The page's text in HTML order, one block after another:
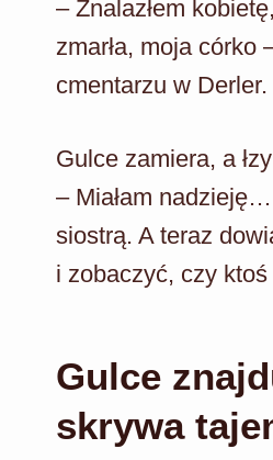
– Znalazłem
zmarła, moja córko
cmentarzu w
Gulce zamiera, a
– Miałam
siostrą. A teraz
i zobaczyć, czy
Gulce
skrywa